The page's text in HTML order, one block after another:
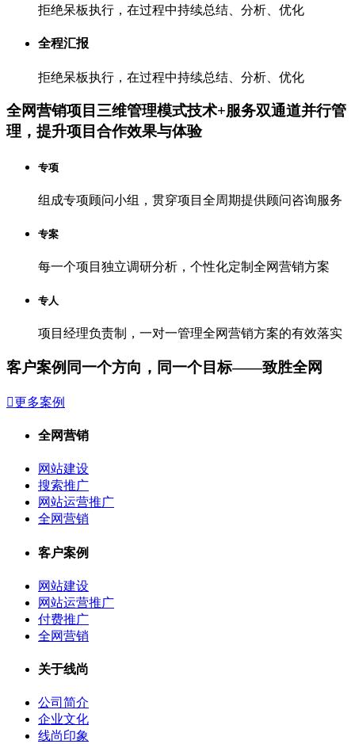
拒绝呆板执行，在过程中持续总结、分析、优化
全程汇报
拒绝呆板执行，在过程中持续总结、分析、优化
全网营销项目三维管理模式技术+服务双通道并行管
理，提升项目合作效果与体验
专项
组成专项顾问小组，贯穿项目全周期提供顾问咨询服务
专案
每一个项目独立调研分析，个性化定制全网营销方案
专人
项目经理负责制，一对一管理全网营销方案的有效落实
客户案例 同一个方向，同一个目标——致胜全网
更多案例
全网营销
网站建设
搜索推广
网站运营推广
全网营销
客户案例
网站建设
网站运营推广
付费推广
全网营销
关于线尚
公司简介
企业文化
线尚印象